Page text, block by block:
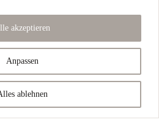
Anpassen
ablehnen
akzeptieren
und geprüft!
Sie uns